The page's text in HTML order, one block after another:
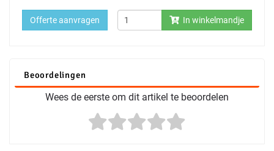
In winkelmandje
Offerte aanvragen
Beoordelingen
Wees de eerste om dit artikel te beoordelen